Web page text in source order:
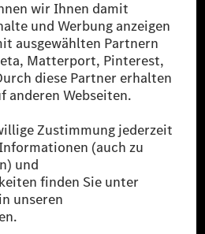
und China. Sofern an der jeweiligen
erneuerbaren Energien vorliegt,
Grünstromzertifikate*. Diese stellen
MB.CHARGE Public eine äquivalente
Energien ins Stromnetz eingespeist wird.
Wind- und Solarkraftanlagen, die jünger
nach dem vorgeschriebenen
harmonised Light vehicles Test
Spannweiten beziehen sich auf
und der CO₂-Ausstoß
effizienten Ausnutzung des Kraftstoffs
Pkw, sondern auch vom Fahrstil und
abhängig.
der Grundlage der VO 692/2008/EG